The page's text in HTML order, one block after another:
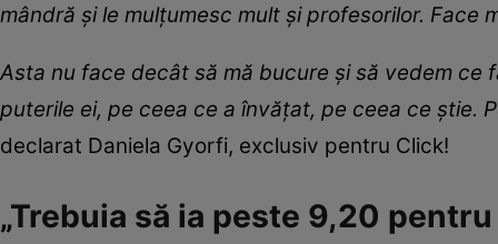
mândră și le mulțumesc mult și profesorilor. Face
Asta nu face decât să mă bucure și să vedem
puterile ei, pe ceea ce a învățat, pe ceea ce știe.
declarat Daniela Gyorfi, exclusiv pentru Click!
„Trebuia să ia peste 9,20